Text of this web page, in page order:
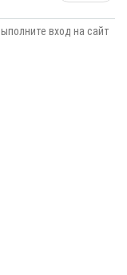
вход на сайт